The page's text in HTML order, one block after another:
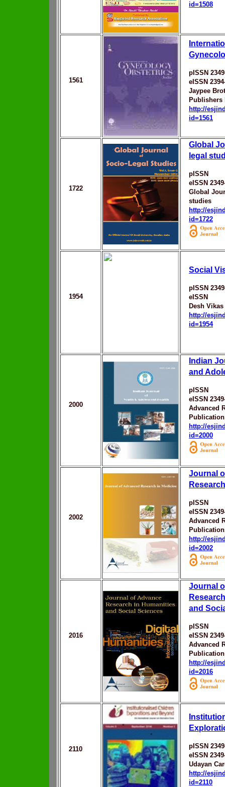
id=1508
1561
pISSN
eISSN
Jaypee
Publishers
http://
id=1561
1722
Global
legal
pISSN
eISSN
Global
studies
http://
id=1722
1954
Social
pISSN
eISSN
Desh
http://
id=1954
2000
Indian
and
pISSN
eISSN
Advanced
http://
id=2000
2002
Journal
pISSN
eISSN
Advanced
http://
id=2002
2016
Journal
and
pISSN
eISSN
Advanced
http://
id=2016
2110
pISSN
eISSN
Udayan
http://
id=2110